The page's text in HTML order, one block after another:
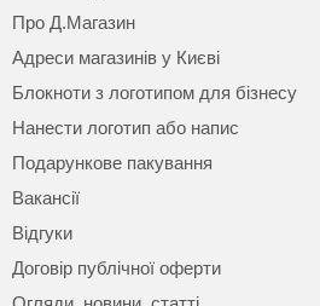
Про Д.Магазин
Адреси магазинів у Києві
Блокноти з логотипом для бізнесу
Нанести логотип або напис
Подарункове пакування
Вакансії
Відгуки
Договір публічної оферти